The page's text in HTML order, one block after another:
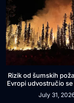
Rizik od šumskih
Evropi udvostručio
July 31,